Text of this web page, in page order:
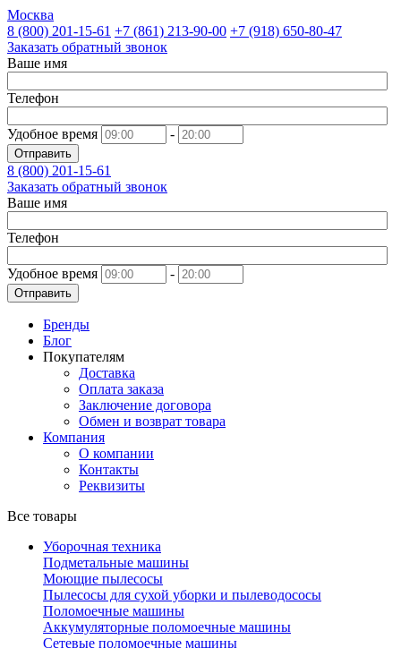
Москва
8 (800) 201-15-61 +7 (861) 213-90-00 +7 (918) 650-80-47
Заказать обратный звонок
Ваше имя
Телефон
Удобное время -
Отправить
8 (800) 201-15-61
Заказать обратный звонок
Ваше имя
Телефон
Удобное время -
Отправить
Бренды
Блог
Покупателям
Доставка
Оплата заказа
Заключение договора
Обмен и возврат товара
Компания
О компании
Контакты
Реквизиты
Все товары
Уборочная техника
Подметальные машины
Моющие пылесосы
Пылесосы для сухой уборки и пылеводососы
Поломоечные машины
Аккумуляторные поломоечные машины
Сетевые поломоечные машины